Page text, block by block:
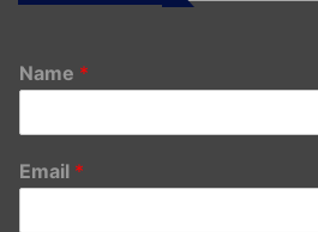
Name *
Email *